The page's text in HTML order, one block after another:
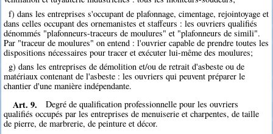
f) dans les entreprises s'occupant de plafonnage, cimentage, rejointoyage et
dans celles occupant des ornemanistes et staffeurs : les ouvriers qualifiés
dénommés "plafonneurs-traceurs de moulures" et "plafonneurs de simili".
Par "traceur de moulures" on entend : l'ouvrier capable de prendre toutes les
dispositions nécessaires pour tracer et exécuter lui-même des moulures;
g) dans les entreprises de démolition et/ou de retrait d'asbeste ou de
matériaux contenant de l'asbeste : les ouvriers qui peuvent préparer le
chantier d'une manière indépendante.
Art. 9.
Degré de qualification professionnelle pour les ouvriers
qualifiés occupés par les entreprises de menuiserie et charpentes, de taille
de pierre, de marbrerie, de peinture et décor.